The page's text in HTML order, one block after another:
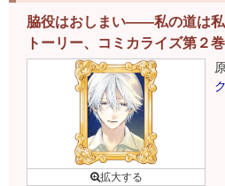
脇役はおしまい――私の道は
トーリー、コミカライズ第２巻